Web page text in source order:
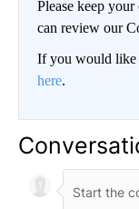
Please keep
can review our
If you would like
here.